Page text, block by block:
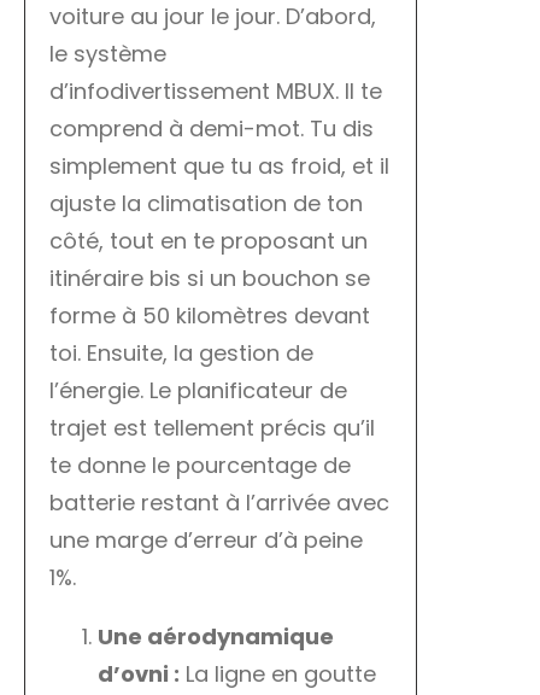
voiture au jour le jour. D’abord,
le système
d’infodivertissement MBUX. Il te
comprend à demi-mot. Tu dis
simplement que tu as froid, et il
ajuste la climatisation de ton
côté, tout en te proposant un
itinéraire bis si un bouchon se
forme à 50 kilomètres devant
toi. Ensuite, la gestion de
l’énergie. Le planificateur de
trajet est tellement précis qu’il
te donne le pourcentage de
batterie restant à l’arrivée avec
une marge d’erreur d’à peine
1%.
Une aérodynamique
d’ovni : La ligne en goutte